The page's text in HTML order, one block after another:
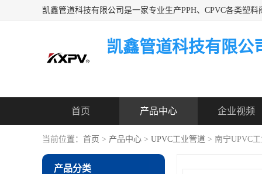
凯鑫管道科技有限公
首页 产品中心 企业视频
当前位置： 首页 > 产品中心 > UPVC工业管道 > 南宁UPVC
产品分类